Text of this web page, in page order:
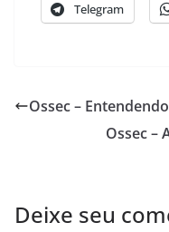
Telegram
Ossec –
Ossec –
Deixe seu